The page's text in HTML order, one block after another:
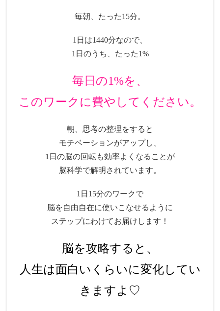
毎朝、たった15分。
1日は1440分なので、
1日のうち、たった1%
毎日の1%を、
このワークに費やしてください。
朝、思考の整理をすると
モチベーションがアップし、
1日の脳の回転も効率よくなることが
脳科学で解明されています。
1日15分のワークで
脳を自由自在に使いこなせるように
ステップにわけてお届けします！
脳を攻略すると、
人生は面白いくらいに変化してい
きますよ♡